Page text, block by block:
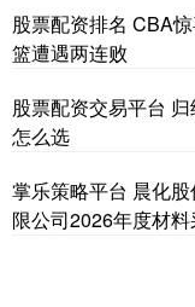
股票配资排名 CBA
篮遭遇两连败
股票配资交易平台
怎么选
掌乐策略平台 晨化
限公司2026年度材